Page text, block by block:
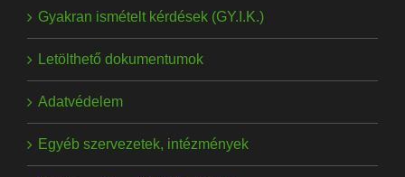
Gyakran ismételt kérdések (GY.I.K.)
Letölthető dokumentumok
Adatvédelem
Egyéb szervezetek, intézmények